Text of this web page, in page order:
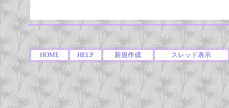
HOME HELP 新規作成 スレッド表示